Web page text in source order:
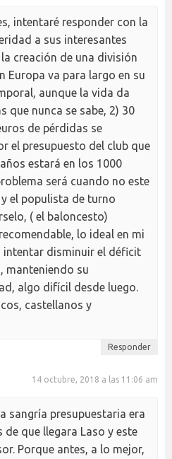
intentaré responder con la
a sus interesantes
creación de una división
Europa va para largo en su
aunque la vida da
que nunca se sabe, 2) 30
de pérdidas se
el presupuesto del club que
estará en los 1000
será cuando no este
el populista de turno
( el baloncesto)
lo ideal en mi
intentar disminuir el déficit
manteniendo su
algo difícil desde luego.
castellanos y
Responder
14 octubre, 2018 a las 11:06 am
sangría presupuestaria era
de que llegara Laso y este
Porque antes, a lo mejor,